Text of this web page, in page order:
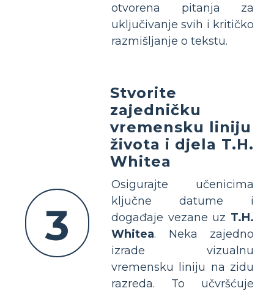
otvorena pitanja za
uključivanje svih i kritičko
razmišljanje o tekstu.
3
Stvorite
zajedničku
vremensku liniju
života i djela T.H.
Whitea
Osigurajte učenicima
ključne datume i
događaje vezane uz T.H.
Whitea. Neka zajedno
izrade vizualnu
vremensku liniju na zidu
razreda. To učvršćuje